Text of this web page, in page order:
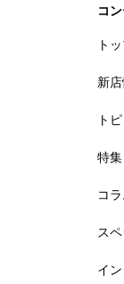
コ
ト
新
ト
特集
コ
ス
イ